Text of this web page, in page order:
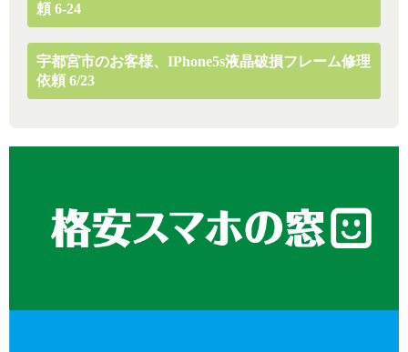
頼 6-24
宇都宮市のお客様、iPhone5s液晶破損フレーム修理
依頼 6/23